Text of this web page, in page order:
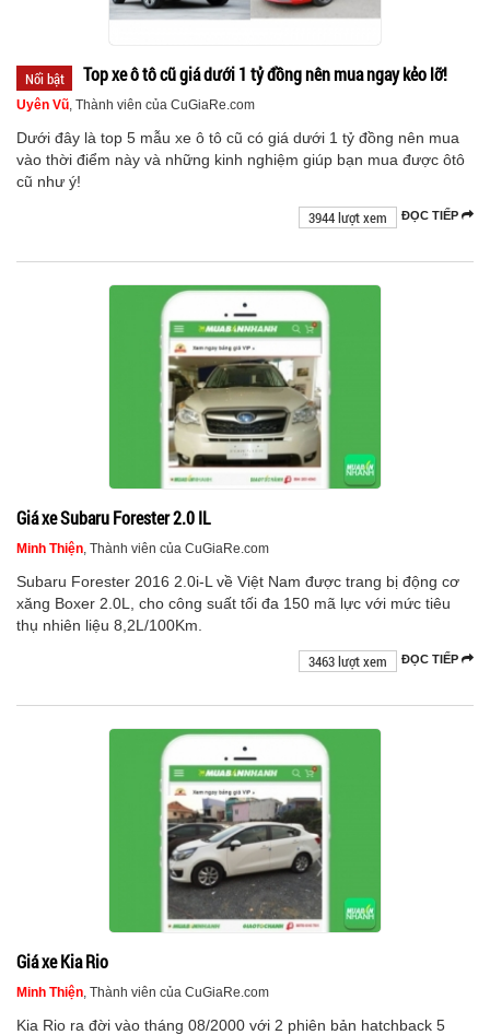
Nổi bật Top xe ô tô cũ giá dưới 1 tỷ đồng nên mua ngay kẻo lỡ!
Uyên Vũ, Thành viên của CuGiaRe.com
Dưới đây là top 5 mẫu xe ô tô cũ có giá dưới 1 tỷ đồng nên mua
vào thời điểm này và những kinh nghiệm giúp bạn mua được ôtô
cũ như ý!
ĐỌC TIẾP
3944 lượt xem
Giá xe Subaru Forester 2.0 IL
Minh Thiện, Thành viên của CuGiaRe.com
Subaru Forester 2016 2.0i-L về Việt Nam được trang bị động cơ
xăng Boxer 2.0L, cho công suất tối đa 150 mã lực với mức tiêu
thụ nhiên liệu 8,2L/100Km.
ĐỌC TIẾP
3463 lượt xem
Giá xe Kia Rio
Minh Thiện, Thành viên của CuGiaRe.com
Kia Rio ra đời vào tháng 08/2000 với 2 phiên bản hatchback 5